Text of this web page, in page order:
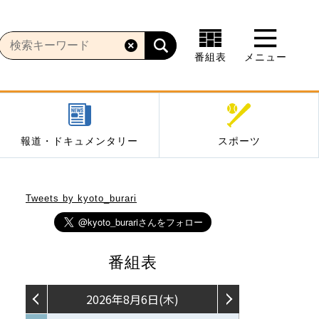
番組表 メニュー
報道・ドキュメンタリー スポーツ
Tweets by kyoto_burari
番組表